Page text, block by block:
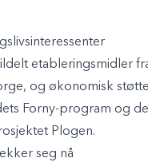
etableringsmidler
og økonomisk
Forny-program og
Plogen.
seg nå